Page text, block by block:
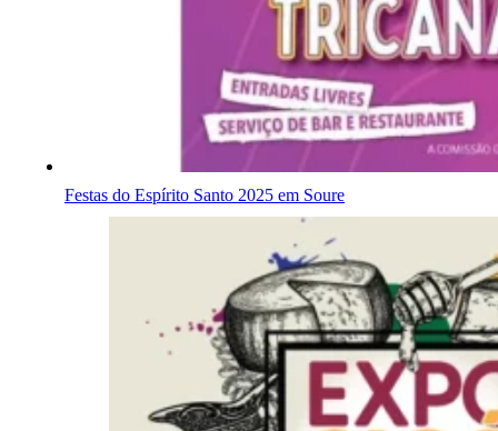
Festas do Espírito Santo 2025 em Soure